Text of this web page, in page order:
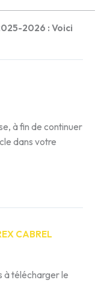
2026 : Voici
à fin de continuer
dans votre
CABREL
à télécharger le